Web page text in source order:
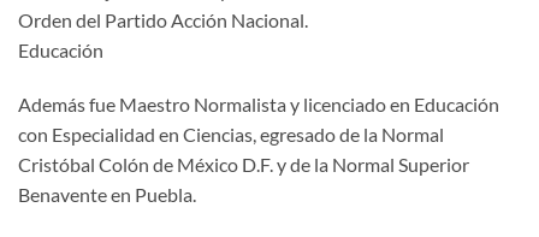
Orden del Partido Acción Nacional.
Educación
Además fue Maestro Normalista y licenciado en Educación
con Especialidad en Ciencias, egresado de la Normal
Cristóbal Colón de México D.F. y de la Normal Superior
Benavente en Puebla.